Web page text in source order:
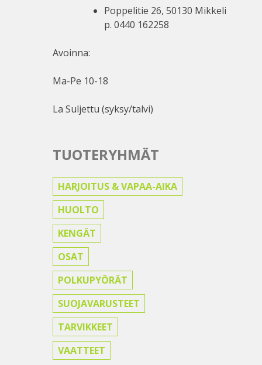
Poppelitie 26, 50130 Mikkeli
p. 0440 162258
Avoinna:
Ma-Pe 10-18
La Suljettu (syksy/talvi)
TUOTERYHMÄT
HARJOITUS & VAPAA-AIKA
HUOLTO
KENGÄT
OSAT
POLKUPYÖRÄT
SUOJAVARUSTEET
TARVIKKEET
VAATTEET